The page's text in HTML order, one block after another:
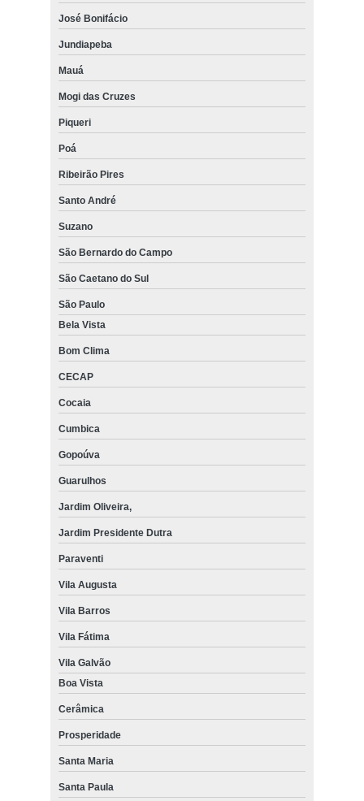
José Bonifácio
Jundiapeba
Mauá
Mogi das Cruzes
Piqueri
Poá
Ribeirão Pires
Santo André
Suzano
São Bernardo do Campo
São Caetano do Sul
São Paulo
Bela Vista
Bom Clima
CECAP
Cocaia
Cumbica
Gopoúva
Guarulhos
Jardim Oliveira,
Jardim Presidente Dutra
Paraventi
Vila Augusta
Vila Barros
Vila Fátima
Vila Galvão
Boa Vista
Cerâmica
Prosperidade
Santa Maria
Santa Paula